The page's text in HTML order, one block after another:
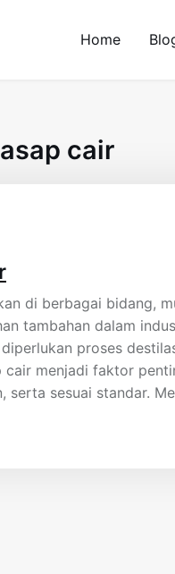
Home
cair
di berbagai bidang,
tambahan dalam
proses
cair menjadi faktor
serta sesuai standar.